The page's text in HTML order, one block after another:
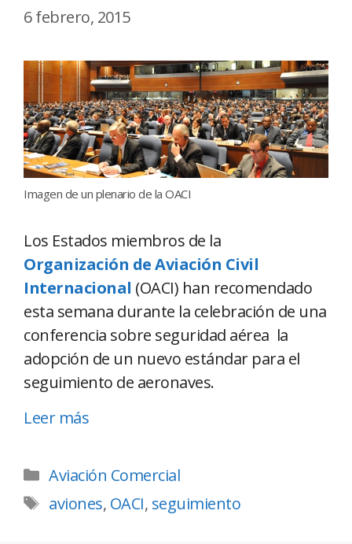
6 febrero, 2015
Imagen de un plenario de la OACI
Los Estados miembros de la
Organización de Aviación Civil
Internacional (OACI) han recomendado
esta semana durante la celebración de una
conferencia sobre seguridad aérea la
adopción de un nuevo estándar para el
seguimiento de aeronaves.
Leer más
Aviación Comercial
aviones, OACI, seguimiento